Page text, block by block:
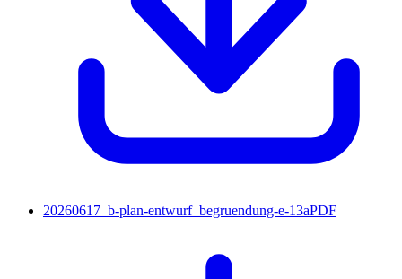
20260617_b-plan-entwurf_begruendung-e-13aPDF